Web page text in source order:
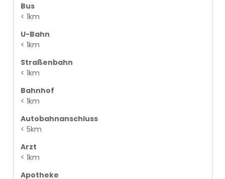
Bus
< 1km
U-Bahn
< 1km
Straßenbahn
< 1km
Bahnhof
< 1km
Autobahnanschluss
< 5km
Arzt
< 1km
Apotheke